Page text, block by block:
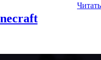
Читать